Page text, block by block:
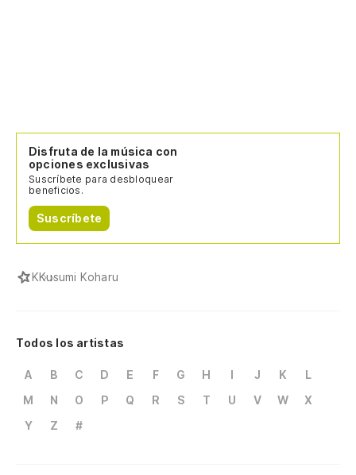
Disfruta de la música con
opciones exclusivas
Suscríbete para desbloquear
beneficios.
Suscríbete
KKusumi Koharu
Todos los artistas
A B C D E F G H I J K
L
M
N O P Q R S T U V W
X
Y
Z #